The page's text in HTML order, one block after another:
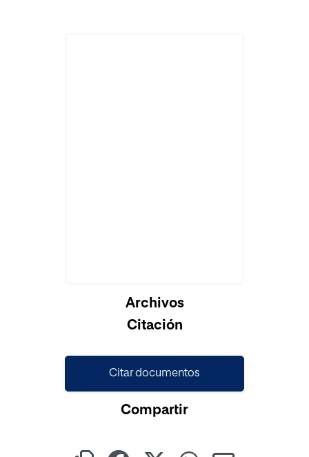
Cargando...Archivos
Citación
Citar documentos
Compartir